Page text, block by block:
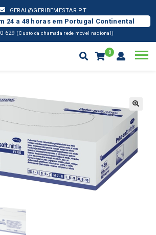
GERAL@GERIBEMESTAR.PT
24 a 48 horas em Portugal Continental
629 (Custo da chamada rede movel nacional)
0
LUVA PEHA-SOFT® NITRILO – 150